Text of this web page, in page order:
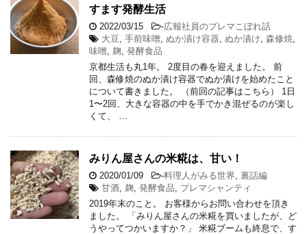
すます発酵生活
2022/03/15 -広報社員のプレマこぼれ話
大豆, 手前味噌, ぬか漬け容器, ぬか漬け, 森修焼,
味噌, 麹, 発酵食品
京都生活も丸1年。 2度目の春を迎えました。 前
回、森修焼のぬか漬け容器でぬか漬けを始めたこと
について書きました。 （前回の記事はこちら） 1日
1〜2回、大きな容器の中を手でかき混ぜるのが楽し
くて、 …
みりん屋さんの米糀は、甘い！
2020/01/09 -料理人がみる世界, 裏話編
甘酒, 麹, 発酵食品, プレマシャンティ
2019年末のこと。 お客様からお問い合わせを頂き
ました。 「みりん屋さんの米糀を買いましたが、ど
うやってつかいますか？」 米糀ブームも終息で、す